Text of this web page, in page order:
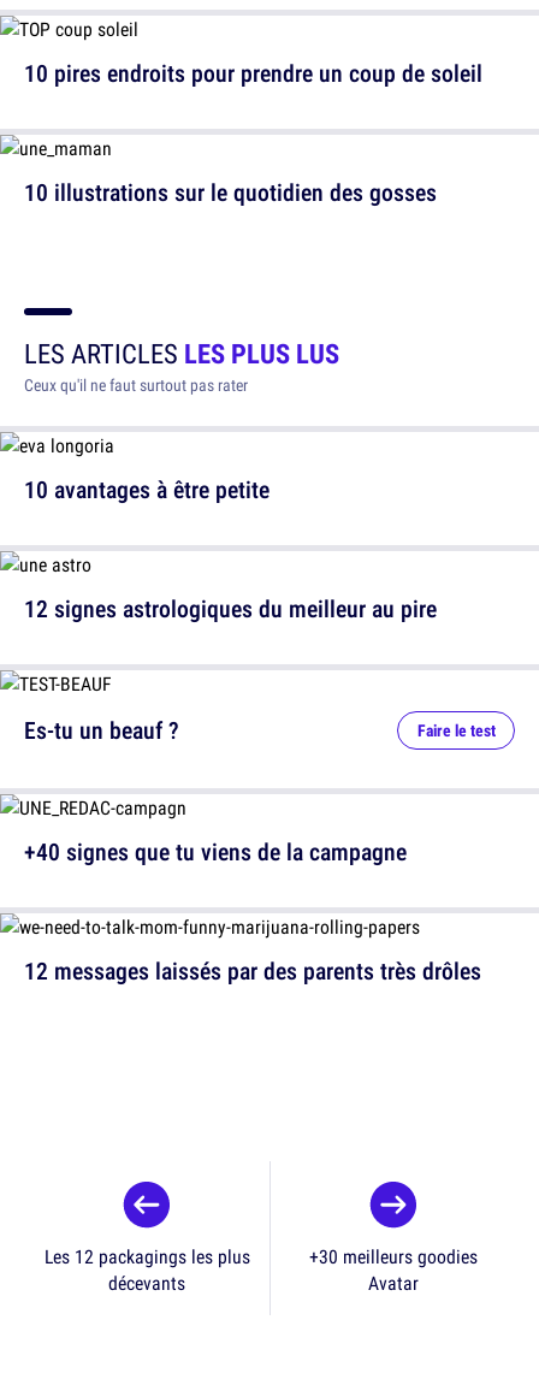
10 pires endroits pour prendre un coup de soleil
10 illustrations sur le quotidien des gosses
LES ARTICLES LES PLUS LUS
Ceux qu'il ne faut surtout pas rater
10 avantages à être petite
12 signes astrologiques du meilleur au pire
12 messages laissés par des parents très drôles
Es-tu un beauf ? Faire le test
+40 signes que tu viens de la campagne
Les 12 packagings les plus
décevants
+30 meilleurs goodies
Avatar